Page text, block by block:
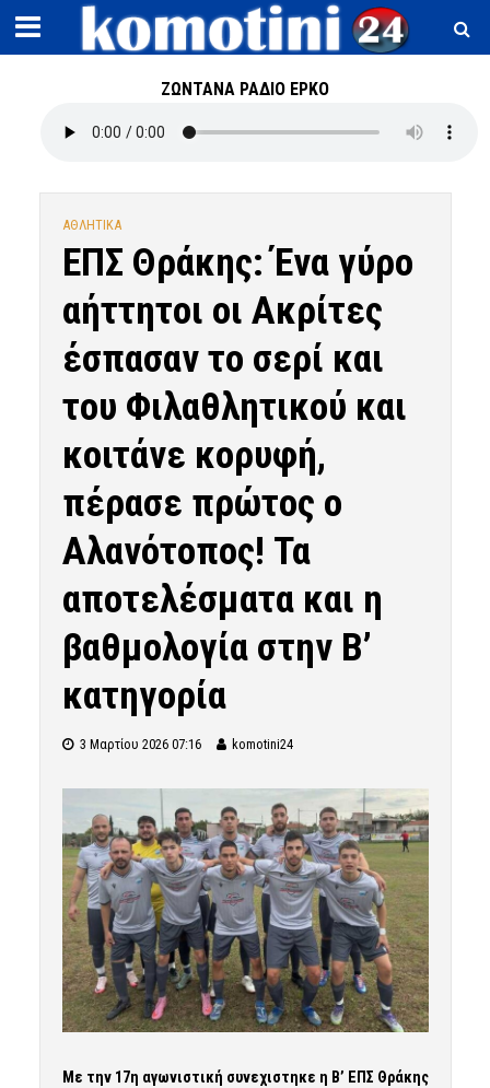
ΖΩΝΤΑΝΑ ΡΑΔΙΟ ΕΡΚΟ
ΑΘΛΗΤΙΚΑ
ΕΠΣ Θράκης: Ένα γύρο
αήττητοι οι Ακρίτες
έσπασαν το σερί και
του Φιλαθλητικού και
κοιτάνε κορυφή,
πέρασε πρώτος ο
Αλανότοπος! Τα
αποτελέσματα και η
βαθμολογία στην Β’
κατηγορία
3 Μαρτίου 2026 07:16 komotini24
Με την 17η αγωνιστική συνεχιστηκε η Β’ ΕΠΣ Θράκης